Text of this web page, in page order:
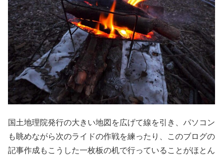
国土地理院発行の大きい地図を広げて線を引き、パソコン
も眺めながら次のライドの作戦を練ったり、このブログの
記事作成もこうした一枚板の机で行っていることがほとん